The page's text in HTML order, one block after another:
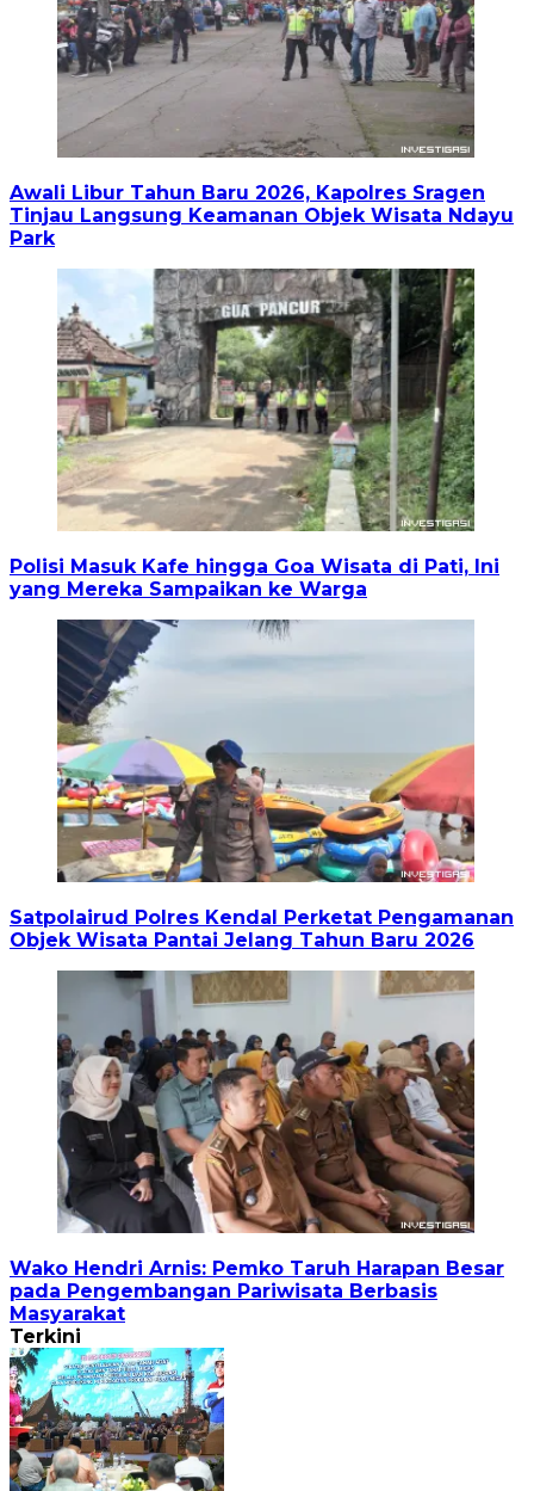
Awali Libur Tahun Baru 2026, Kapolres Sragen
Tinjau Langsung Keamanan Objek Wisata Ndayu
Park
Polisi Masuk Kafe hingga Goa Wisata di Pati, Ini
yang Mereka Sampaikan ke Warga
Satpolairud Polres Kendal Perketat Pengamanan
Objek Wisata Pantai Jelang Tahun Baru 2026
Wako Hendri Arnis: Pemko Taruh Harapan Besar
pada Pengembangan Pariwisata Berbasis
Masyarakat
Terkini